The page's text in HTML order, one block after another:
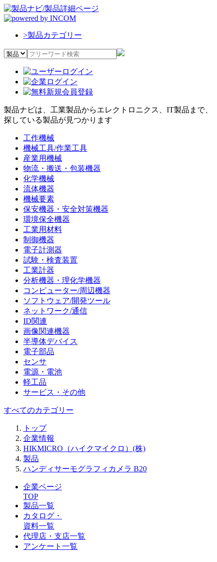
>製品カテゴリー
製品ナビは、工業製品からエレクトロニクス、IT製品まで、
探している製品が見つかります
工作機械
機械工具/作業工具
産業用機械
物流・搬送・包装機器
化学機械
流体機器
機械要素
保安機器・安全対策機器
環境保全機器
工業用材料
制御機器
電子計測器
試験・検査装置
工業計器
分析機器・理化学機器
コンピューター/周辺機器
ソフトウェア/開発ツール
ネットワーク/通信
ID関連
画像関連機器
半導体デバイス
電子部品
センサ
電源・電池
軽工品
サービス・その他
すべてのカテゴリー
トップ
企業情報
HIKMICRO（ハイクマイクロ）(株)
製品
ハンディサーモグラフィカメラ B20
企業ページ
TOP
製品一覧
カタログ・
資料一覧
代理店・支店一覧
アンケート一覧